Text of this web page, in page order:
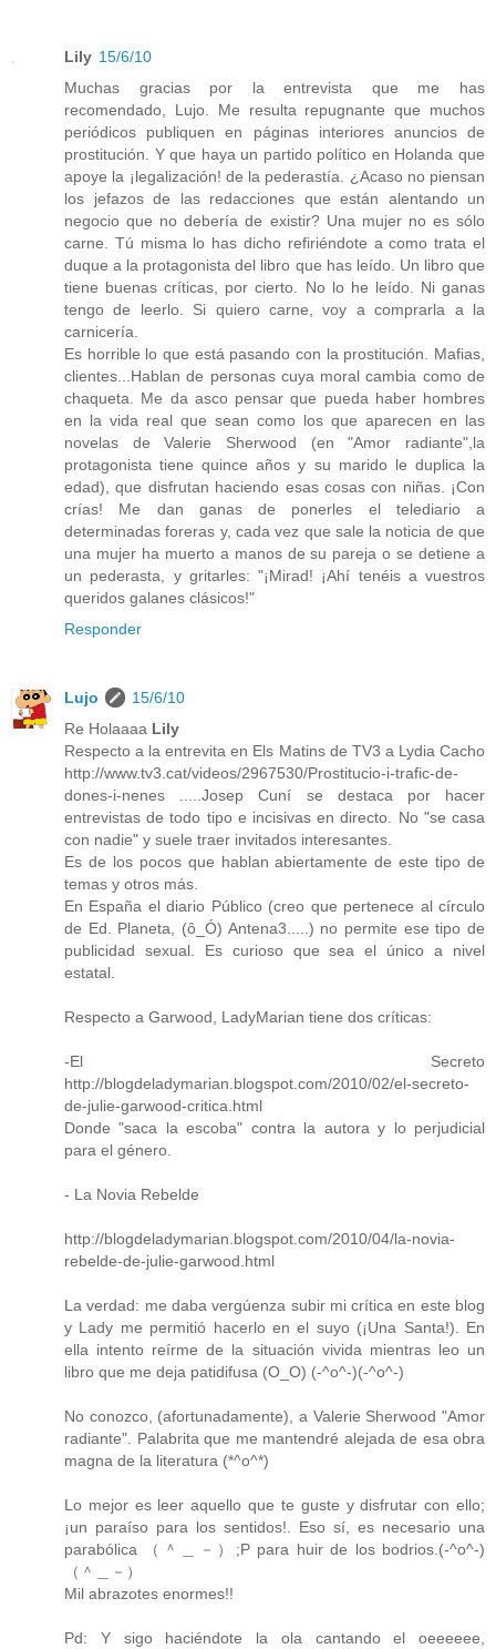
Lily 15/6/10
Muchas gracias por la entrevista que me has
recomendado, Lujo. Me resulta repugnante que muchos
periódicos publiquen en páginas interiores anuncios de
prostitución. Y que haya un partido político en Holanda que
apoye la ¡legalización! de la pederastía. ¿Acaso no piensan
los jefazos de las redacciones que están alentando un
negocio que no debería de existir? Una mujer no es sólo
carne. Tú misma lo has dicho refiriéndote a como trata el
duque a la protagonista del libro que has leído. Un libro que
tiene buenas críticas, por cierto. No lo he leído. Ni ganas
tengo de leerlo. Si quiero carne, voy a comprarla a la
carnicería.
Es horrible lo que está pasando con la prostitución. Mafias,
clientes...Hablan de personas cuya moral cambia como de
chaqueta. Me da asco pensar que pueda haber hombres
en la vida real que sean como los que aparecen en las
novelas de Valerie Sherwood (en "Amor radiante",la
protagonista tiene quince años y su marido le duplica la
edad), que disfrutan haciendo esas cosas con niñas. ¡Con
crías! Me dan ganas de ponerles el telediario a
determinadas foreras y, cada vez que sale la noticia de que
una mujer ha muerto a manos de su pareja o se detiene a
un pederasta, y gritarles: "¡Mirad! ¡Ahí tenéis a vuestros
queridos galanes clásicos!"
Responder
Lujo
15/6/10
Re Holaaaa Lily
Respecto a la entrevita en Els Matins de TV3 a Lydia Cacho
http://www.tv3.cat/videos/2967530/Prostitucio-i-trafic-de-
dones-i-nenes .....Josep Cuní se destaca por hacer
entrevistas de todo tipo e incisivas en directo. No "se casa
con nadie" y suele traer invitados interesantes.
Es de los pocos que hablan abiertamente de este tipo de
temas y otros más.
En España el diario Público (creo que pertenece al círculo
de Ed. Planeta, (ô_Ó) Antena3.....) no permite ese tipo de
publicidad sexual. Es curioso que sea el único a nivel
estatal.
Respecto a Garwood, LadyMarian tiene dos críticas:
-El Secreto
http://blogdeladymarian.blogspot.com/2010/02/el-secreto-
de-julie-garwood-critica.html
Donde "saca la escoba" contra la autora y lo perjudicial
para el género.
- La Novia Rebelde
http://blogdeladymarian.blogspot.com/2010/04/la-novia-
rebelde-de-julie-garwood.html
La verdad: me daba vergúenza subir mi crítica en este blog
y Lady me permitió hacerlo en el suyo (¡Una Santa!). En
ella intento reírme de la situación vivida mientras leo un
libro que me deja patidifusa (O_O) (-^o^-)(-^o^-)
No conozco, (afortunadamente), a Valerie Sherwood "Amor
radiante". Palabrita que me mantendré alejada de esa obra
magna de la literatura (*^o^*)
Lo mejor es leer aquello que te guste y disfrutar con ello;
¡un paraíso para los sentidos!. Eso sí, es necesario una
parabólica （＾＿－）;P para huir de los bodrios.(-^o^-)
（＾＿－）
Mil abrazotes enormes!!
Pd: Y sigo haciéndote la ola cantando el oeeeeee,